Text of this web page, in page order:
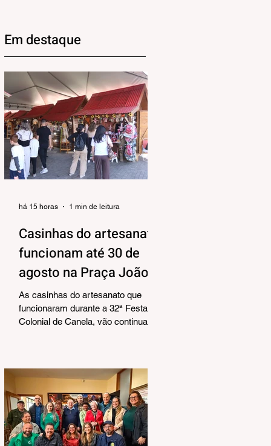
Em destaque
Casinhas do artesanato
funcionam até 30 de
agosto na Praça João
Corrêa
As casinhas do artesanato que
funcionaram durante a 32ª Festa
Colonial de Canela, vão continuar
Secretaria Municipal de Turismo e
Cultura, a pedido dos próprios
artesãos, a estrutura seguirá
montada para aproveitar a
movimentação da cidade durante a
Temporada de Inverno, que também
há 15 horas 1 min de leitura